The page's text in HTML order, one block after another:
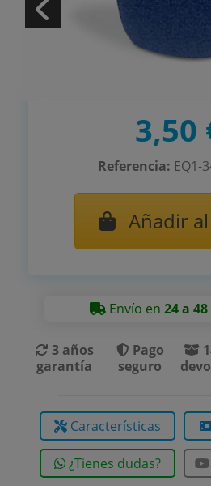
3,50
Referencia: EQ1-
Añadir
Envío en24 a
3 años
garantía
Pago
seguro
Características
¿Tienes dudas?